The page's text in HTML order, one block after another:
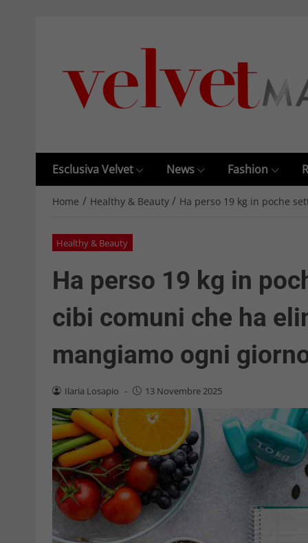
Esclusiva Velvet News Fashion
Home / Healthy & Beauty / Ha perso 19 kg in poche
Healthy & Beauty
Ha perso 19 kg in
cibi comuni che ha
mangiamo ogni
Ilaria Losapio - 13 Novembre 2025